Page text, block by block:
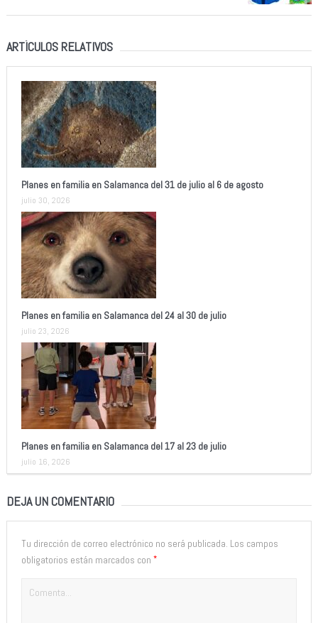
ARTÍCULOS RELATIVOS
Planes en familia en Salamanca del 31 de julio al 6 de agosto
julio 30, 2026
Planes en familia en Salamanca del 24 al 30 de julio
julio 23, 2026
Planes en familia en Salamanca del 17 al 23 de julio
julio 16, 2026
DEJA UN COMENTARIO
Tu dirección de correo electrónico no será publicada. Los campos
obligatorios están marcados con *